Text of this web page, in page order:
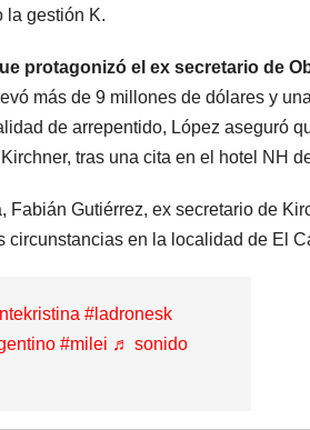
la gestión K.
protagonizó el ex secretario de
más de 9 millones de dólares y
de arrepentido, López aseguró
tras una cita en el hotel NH
Gutiérrez, ex secretario de
en la localidad de El
#ladronesk
#milei ♬ sonido
Falleció Jorge
Messi, el papá